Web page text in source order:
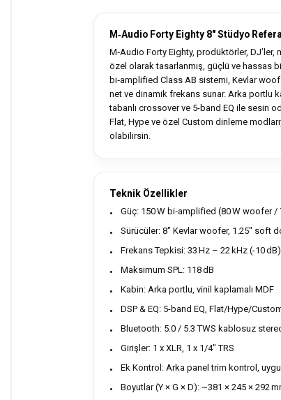
M‑Audio Forty Eighty 8" Stüdyo
M‑Audio Forty Eighty, prodüktörler,
özel olarak tasarlanmış, güçlü ve hassas
bi‑amplified Class AB sistemi, Kevlar
net ve dinamik frekans sunar. Arka portlu
tabanlı crossover ve 5-band EQ ile sesin
Flat, Hype ve özel Custom dinleme
olabilirsin.
Teknik Özellikler
Güç: 150 W bi‑amplified (80 W woofer /
Sürücüler: 8″ Kevlar woofer, 1.25″ soft
Frekans Tepkisi: 33 Hz – 22 kHz (-10 dB)
Maksimum SPL: 118 dB
Kabin: Arka portlu, vinil kaplamalı MDF
DSP & EQ: 5-band EQ, Flat/Hype/
Bluetooth: 5.0 / 5.3 TWS kablosuz
Girişler: 1 x XLR, 1 x 1/4″ TRS
Ek Kontrol: Arka panel trim kontrol,
Boyutlar (Y × G × D): ~381 × 245 × 292